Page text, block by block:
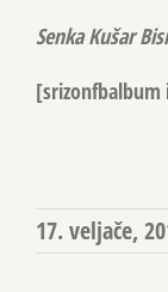
Senka Kušar
[srizonfbalbum
17. veljače,